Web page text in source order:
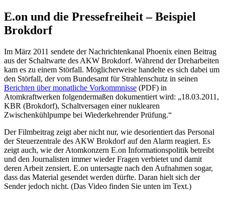
E.on und die Pressefreiheit – Beispiel
Brokdorf
Im März 2011 sendete der Nachrichtenkanal Phoenix einen Beitrag
aus der Schaltwarte des AKW Brokdorf. Während der Dreharbeiten
kam es zu einem Störfall. Möglicherweise handelte es sich dabei um
den Störfall, der vom Bundesamt für Strahlenschutz in seinen
Berichten über monatliche Vorkommnisse (PDF) in
Atomkraftwerken folgendermaßen dokumentiert wird: „18.03.2011,
KBR (Brokdorf), Schaltversagen einer nuklearen
Zwischenkühlpumpe bei Wiederkehrender Prüfung.“
Der Filmbeitrag zeigt aber nicht nur, wie desorientiert das Personal
der Steuerzentrale des AKW Brokdorf auf den Alarm reagiert. Es
zeigt auch, wie der Atomkonzern E.on Informationspolitik betreibt
und den Journalisten immer wieder Fragen verbietet und damit
deren Arbeit zensiert. E.on untersagte nach den Aufnahmen sogar,
dass das Material gesendet werden dürfte. Daran hielt sich der
Sender jedoch nicht. (Das Video finden Sie unten im Text.)